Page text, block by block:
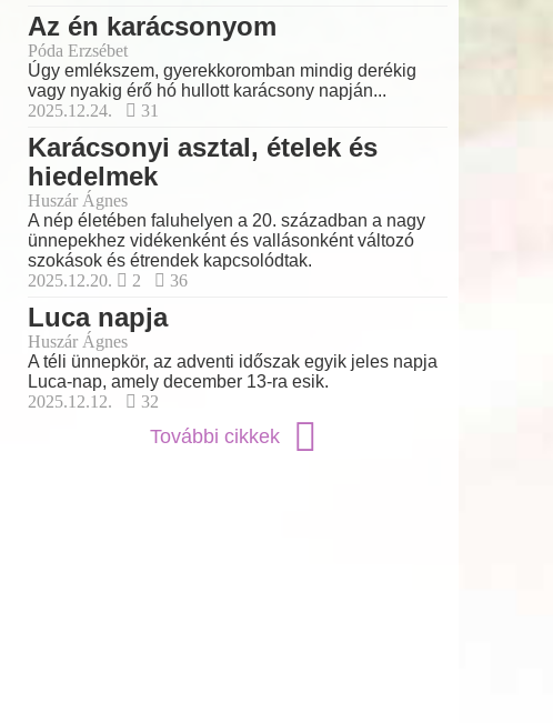
Az én karácsonyom
Póda Erzsébet
Úgy emlékszem, gyerekkoromban mindig derékig
vagy nyakig érő hó hullott karácsony napján...
2025.12.24.
31
Karácsonyi asztal, ételek és
hiedelmek
Huszár Ágnes
A nép életében faluhelyen a 20. században a nagy
ünnepekhez vidékenként és vallásonként változó
szokások és étrendek kapcsolódtak.
2025.12.20.
2 36
Luca napja
Huszár Ágnes
A téli ünnepkör, az adventi időszak egyik jeles napja
Luca-nap, amely december 13-ra esik.
2025.12.12.
32
További cikkek